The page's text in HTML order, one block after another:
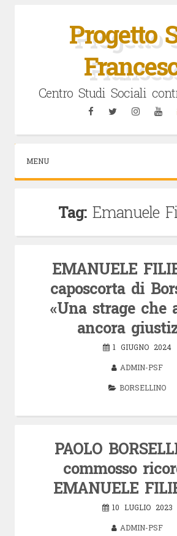
Progetto
Centro Studi Sociali
FacebookTwitterInstagram
MENU
Tag: Emanuele
EMANUELE
caposcorta di
«Una strage che
ancora
1 GIUGNO 2024
ADMIN-PSF
BORSELLINO
PAOLO
commosso
EMANUELE
10 LUGLIO 2023
ADMIN-PSF